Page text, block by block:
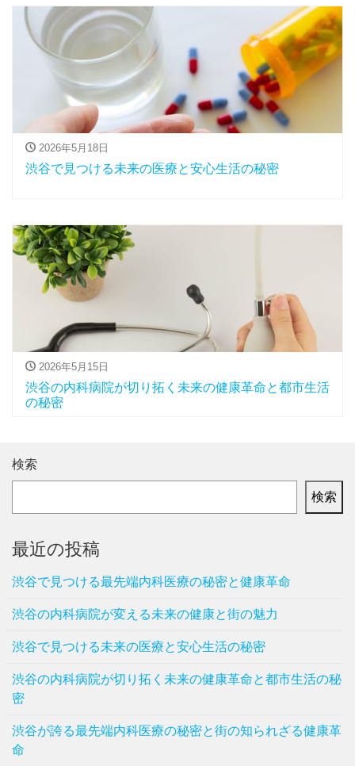
2026年5月18日
渋谷で見つける未来の医療と安心生活の秘密
2026年5月15日
渋谷の内科病院が切り拓く未来の健康革命と都市生活
の秘密
検索
検索
最近の投稿
渋谷で見つける最先端内科医療の秘密と健康革命
渋谷の内科病院が変える未来の健康と街の魅力
渋谷で見つける未来の医療と安心生活の秘密
渋谷の内科病院が切り拓く未来の健康革命と都市生活の秘
密
渋谷が誇る最先端内科医療の秘密と街の知られざる健康革
命